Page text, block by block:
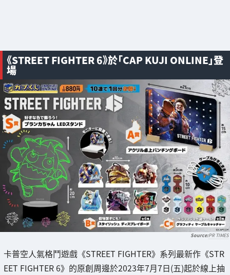
《STREET FIGHTER 6》於「CAP KUJI ONLINE」登
場
PR TIMES
卡普空人氣格鬥遊戲《STREET FIGHTER》系列最新作《STR
EET FIGHTER 6》的原創周邊於2023年7月7日(五)起於線上抽